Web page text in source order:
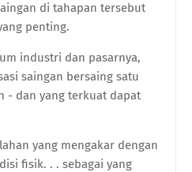
di tahapan tersebut
penting.
industri dan pasarnya,
saingan bersaing satu
- dan yang terkuat dapat
yang mengakar dengan
fisik. . . sebagai yang